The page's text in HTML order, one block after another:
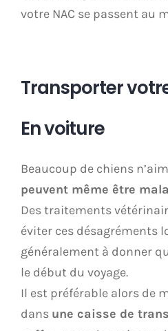
votre NAC se passent au
Transporter
En voiture
Beaucoup de chiens
peuvent même être
Des traitements
éviter ces désagréments
généralement à donner
le début du voyage.
Il est préférable alors de
dans une caisse de